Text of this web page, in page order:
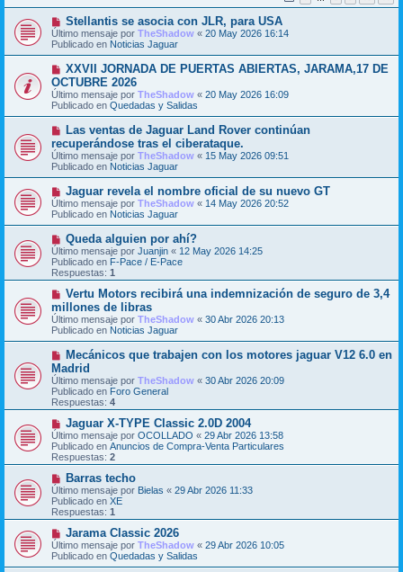
j
e
m
e
n
s
a
e
N
u
e
v
o
m
e
n
s
a
e
Stellantis se asocia con JLR, para USA
Último mensaje por TheShadow « 20 May 2026 16:14
Publicado en Noticias Jaguar
N
u
e
v
o
m
n
s
a
XXVII JORNADA DE PUERTAS ABIERTAS, JARAMA,17 DE
OCTUBRE 2026
Último mensaje por TheShadow « 20 May 2026 16:09
Publicado en Quedadas y Salidas
N
e
v
o
m
e
n
s
a
e
Las ventas de Jaguar Land Rover continúan
recuperándose tras el ciberataque.
Último mensaje por TheShadow « 15 May 2026 09:51
Publicado en Noticias Jaguar
N
u
e
v
m
e
n
s
e
Jaguar revela el nombre oficial de su nuevo GT
Último mensaje por TheShadow « 14 May 2026 20:52
Publicado en Noticias Jaguar
N
u
e
v
o
m
e
n
s
a
j
Queda alguien por ahí?
Último mensaje por Juanjin « 12 May 2026 14:25
Publicado en F-Pace / E-Pace
Respuestas: 1
N
u
e
v
o
m
n
s
a
j
e
Vertu Motors recibirá una indemnización de seguro de 3,4
millones de libras
Último mensaje por TheShadow « 30 Abr 2026 20:13
Publicado en Noticias Jaguar
N
e
v
o
m
n
s
a
j
e
Mecánicos que trabajen con los motores jaguar V12 6.0 en
Madrid
Último mensaje por TheShadow « 30 Abr 2026 20:09
Publicado en Foro General
Respuestas: 4
N
u
e
v
o
m
e
n
s
a
e
Jaguar X-TYPE Classic 2.0D 2004
Último mensaje por OCOLLADO « 29 Abr 2026 13:58
Publicado en Anuncios de Compra-Venta Particulares
Respuestas: 2
N
u
e
v
o
m
e
n
s
Barras techo
Último mensaje por Bielas « 29 Abr 2026 11:33
Publicado en XE
Respuestas: 1
N
u
e
v
Jarama Classic 2026
Último mensaje por TheShadow « 29 Abr 2026 10:05
Publicado en Quedadas y Salidas